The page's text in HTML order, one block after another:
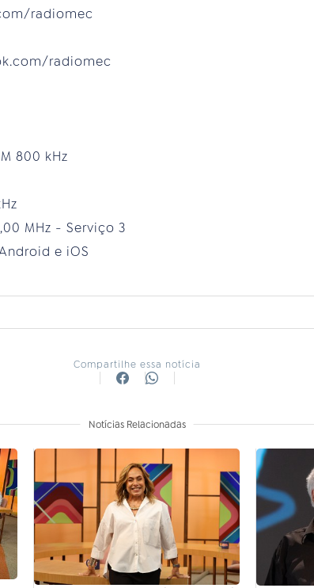
radiomec
radiomec
800 kHz
MHz - Serviço 3
e iOS
Compartilhe essa notícia
Notícias Relacionadas